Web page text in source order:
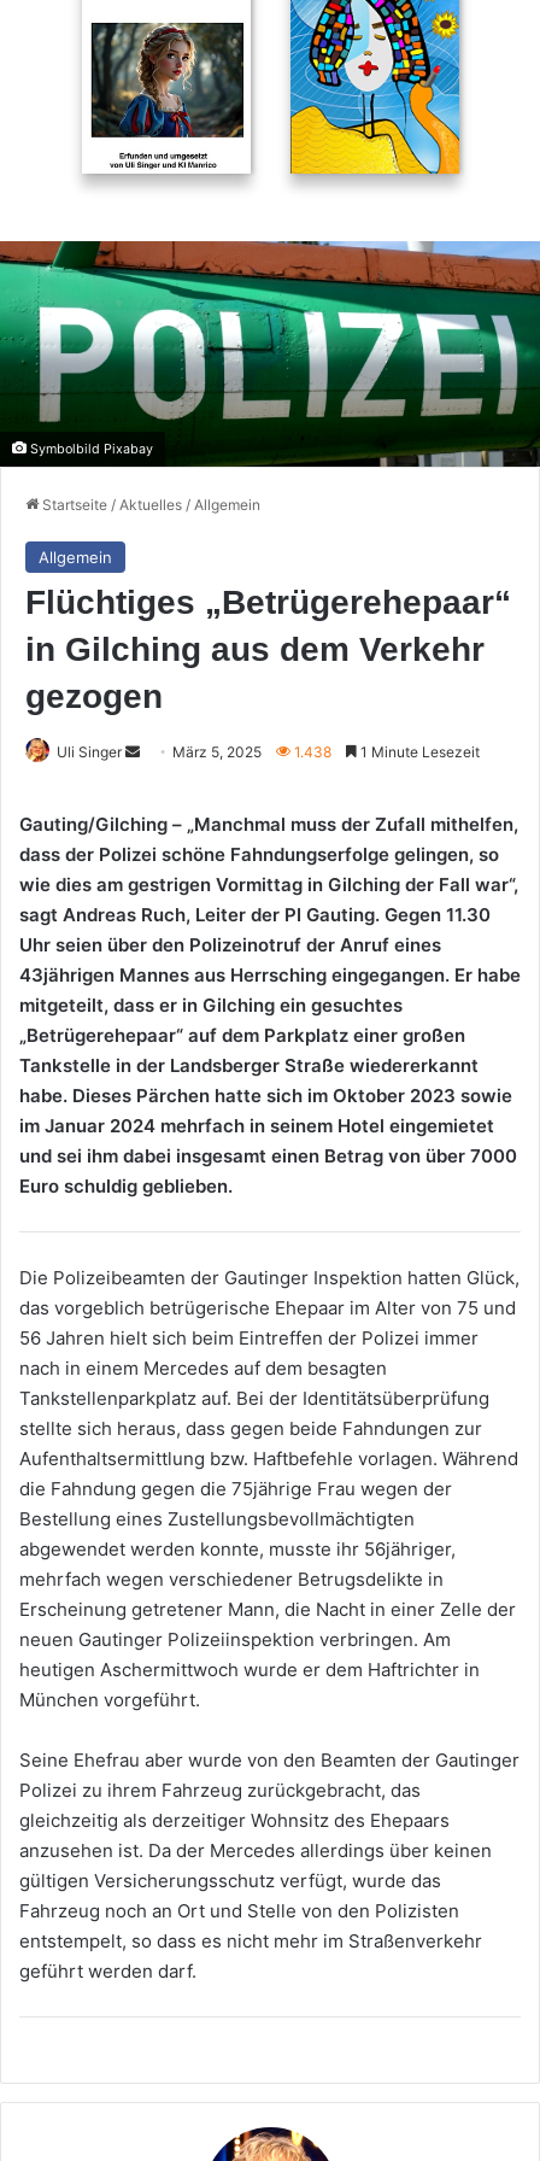
Symbolbild Pixabay
Startseite / Aktuelles / Allgemein
Allgemein
Flüchtiges „Betrügerehepaar“
in Gilching aus dem Verkehr
gezogen
Uli Singer
Sende
Mail
März 5, 2025 1.438 1 Minute Lesezeit
Gauting/Gilching – „Manchmal muss der Zufall mithelfen,
dass der Polizei schöne Fahndungserfolge gelingen, so
wie dies am gestrigen Vormittag in Gilching der Fall war“,
sagt Andreas Ruch, Leiter der PI Gauting. Gegen 11.30
Uhr seien über den Polizeinotruf der Anruf eines
43jährigen Mannes aus Herrsching eingegangen. Er habe
mitgeteilt, dass er in Gilching ein gesuchtes
„Betrügerehepaar“ auf dem Parkplatz einer großen
Tankstelle in der Landsberger Straße wiedererkannt
habe. Dieses Pärchen hatte sich im Oktober 2023 sowie
im Januar 2024 mehrfach in seinem Hotel eingemietet
und sei ihm dabei insgesamt einen Betrag von über 7000
Euro schuldig geblieben.
Die Polizeibeamten der Gautinger Inspektion hatten Glück,
das vorgeblich betrügerische Ehepaar im Alter von 75 und
56 Jahren hielt sich beim Eintreffen der Polizei immer
nach in einem Mercedes auf dem besagten
Tankstellenparkplatz auf. Bei der Identitätsüberprüfung
stellte sich heraus, dass gegen beide Fahndungen zur
Aufenthaltsermittlung bzw. Haftbefehle vorlagen. Während
die Fahndung gegen die 75jährige Frau wegen der
Bestellung eines Zustellungsbevollmächtigten
abgewendet werden konnte, musste ihr 56jähriger,
mehrfach wegen verschiedener Betrugsdelikte in
Erscheinung getretener Mann, die Nacht in einer Zelle der
neuen Gautinger Polizeiinspektion verbringen. Am
heutigen Aschermittwoch wurde er dem Haftrichter in
München vorgeführt.
Seine Ehefrau aber wurde von den Beamten der Gautinger
Polizei zu ihrem Fahrzeug zurückgebracht, das
gleichzeitig als derzeitiger Wohnsitz des Ehepaars
anzusehen ist. Da der Mercedes allerdings über keinen
gültigen Versicherungsschutz verfügt, wurde das
Fahrzeug noch an Ort und Stelle von den Polizisten
entstempelt, so dass es nicht mehr im Straßenverkehr
geführt werden darf.